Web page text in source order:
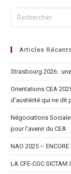
Articles
Strasbourg 2026 :
Orientations CEA
d’austérité qui ne dit
Négociations
pour l’avenir du CEA
NAO 2025 – ENCORE
LA CFE‑CGC